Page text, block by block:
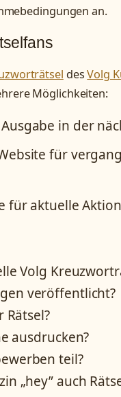
an.
desVolg
Möglichkeiten:
in der
für
für aktuelle
Volg
veröffentlicht?
Rätsel?
ausdrucken?
teil?
„hey” auch